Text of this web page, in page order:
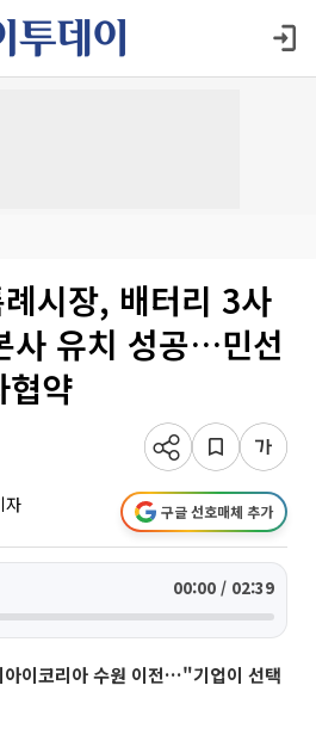
시장, 배터리 3사
사 유치 성공…민선
약
자 구글 선호매체 추가
00:00 / 02:39
아이코리아 수원 이전…"기업이 선택